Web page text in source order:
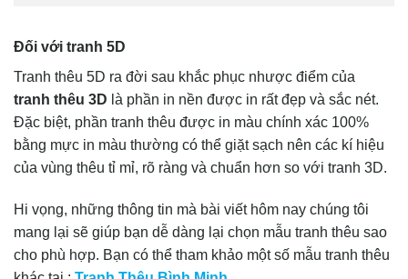
Đối với tranh 5D
Tranh thêu 5D ra đời sau khắc phục nhược điểm của
tranh thêu 3D là phần in nền được in rất đẹp và sắc nét.
Đặc biệt, phần tranh thêu được in màu chính xác 100%
bằng mực in màu thường có thể giặt sạch nên các kí hiệu
của vùng thêu tỉ mỉ, rõ ràng và chuẩn hơn so với tranh 3D.
Hi vọng, những thông tin mà bài viết hôm nay chúng tôi
mang lại sẽ giúp bạn dễ dàng lại chọn mẫu tranh thêu sao
cho phù hợp. Bạn có thể tham khảo một số mẫu tranh thêu